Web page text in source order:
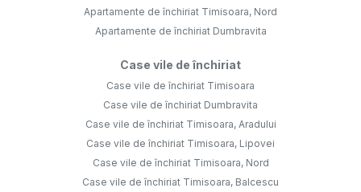
Apartamente de închiriat Timisoara, Nord
Apartamente de închiriat Dumbravita
Case vile de închiriat
Case vile de închiriat Timisoara
Case vile de închiriat Dumbravita
Case vile de închiriat Timisoara, Aradului
Case vile de închiriat Timisoara, Lipovei
Case vile de închiriat Timisoara, Nord
Case vile de închiriat Timisoara, Balcescu